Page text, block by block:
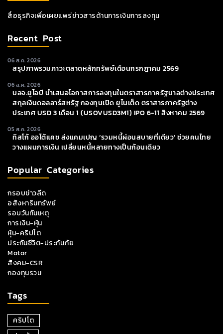
สื่อธุรกิจเพื่อเผยแพร่ข่าวสารด้านการเงินการลงทุน
Recent Post
06 ส.ค. 2026
สรุปภาพรวมภาวะตลาดหลักทรัพย์เดือนกรกฎาคม 2569
06 ส.ค. 2026
บลจ.ยูโอบี นำเสนอโอกาสการลงทุนในตราสารภาครัฐบาลต่างประเทศ
สกุลเงินดอลลาร์สหรัฐ กองทุนเปิด ยูไนเต็ด ตราสารภาครัฐต่าง
ประเทศ USD 3 เดือน 1 (USOVUSD3M1) IPO 6-11 สิงหาคม 2569
05 ส.ค. 2026
ทิสโก้ ออโต้แคช ส่งแคมเปญ ‘รวมหนี้ผ่อนสบายที่เดียว’ ช่วยคนไทย
วางแผนการเงิน เปลี่ยนหนี้หลายทางเป็นก้อนเดียว
Popular Categories
กรอบข่าวลีด
อสังหาริมทรัพย์
รอบวันทันเหตุ
การเงิน-หุ้น
หุ้น-คริปโต
ประกันชีวิต-ประกันภัย
Motor
สังคม-CSR
กองทุนรวม
Tags
คริปโต